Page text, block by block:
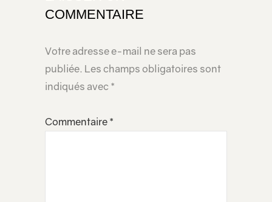
COMMENTAIRE
Votre adresse e-mail ne sera pas
publiée. Les champs obligatoires sont
indiqués avec *
Commentaire *